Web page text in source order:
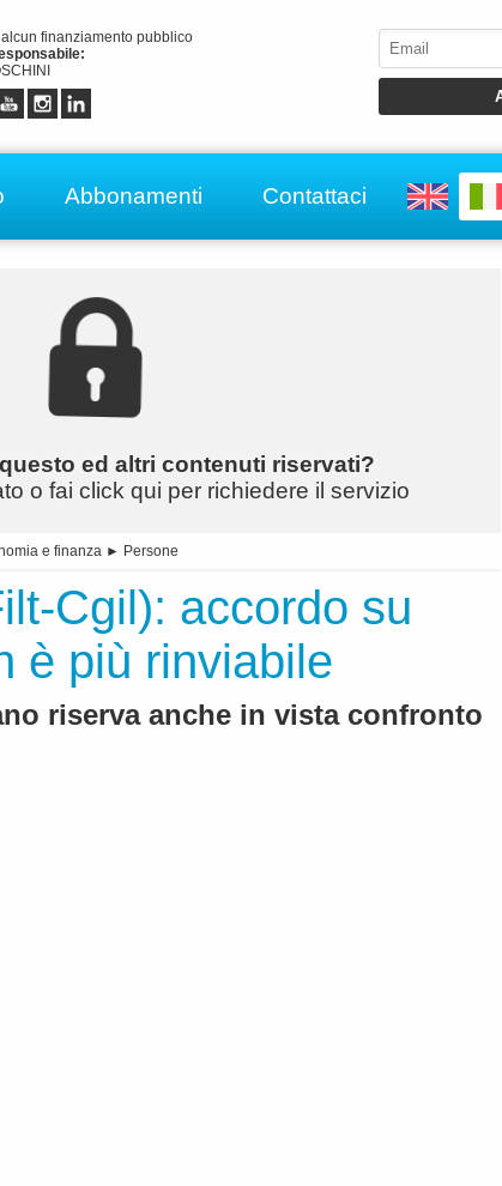
finanziamento pubblico
Abbonamenti Contattaci
ed altri contenuti riservati?
o fai click qui per richiedere il servizio
e finanza ► Persone
Cgil): accordo su
è più rinviabile
riserva anche in vista confronto